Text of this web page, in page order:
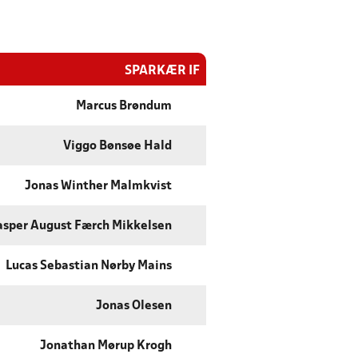
SPARKÆR IF
Marcus Brøndum
Viggo Bønsøe Hald
Jonas Winther Malmkvist
August Færch Mikkelsen
Lucas Sebastian Nørby Mains
Jonas Olesen
Jonathan Mørup Krogh